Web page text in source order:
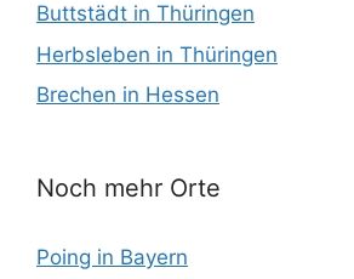
Buttstädt in Thüringen
Herbsleben in Thüringen
Brechen in Hessen
Noch mehr Orte
Poing in Bayern